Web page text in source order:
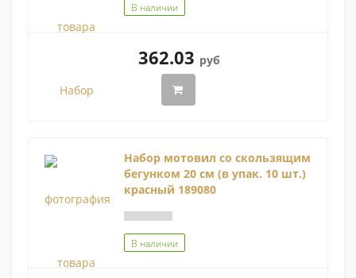
В наличии
362.03 руб
Набор мотовил со скользящим
бегунком 20 см (в упак. 10 шт.)
красный 189080
В наличии